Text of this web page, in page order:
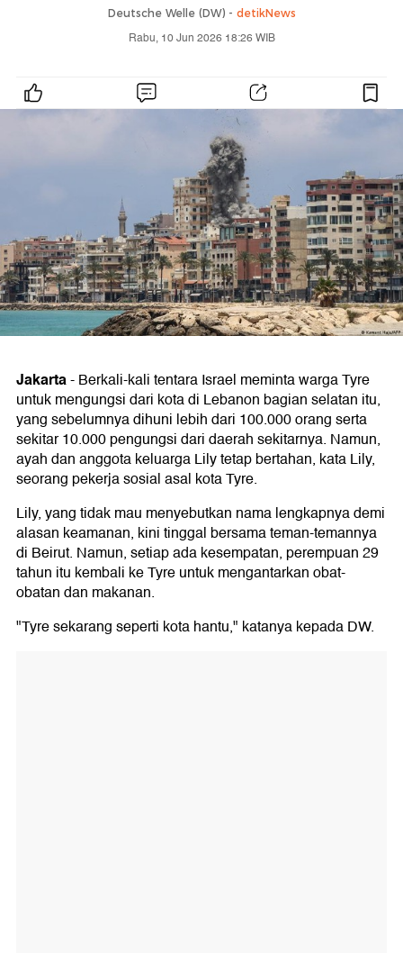
Deutsche Welle (DW) - detikNews
Rabu, 10 Jun 2026 18:26 WIB
Jakarta-Berkali-kali tentara Israel meminta warga Tyre
untuk mengungsi dari kota di Lebanon bagian selatan itu,
yang sebelumnya dihuni lebih dari 100.000 orang serta
sekitar 10.000 pengungsi dari daerah sekitarnya. Namun,
ayah dan anggota keluarga Lily tetap bertahan, kata Lily,
seorang pekerja sosial asal kota Tyre.
Lily, yang tidak mau menyebutkan nama lengkapnya demi
alasan keamanan, kini tinggal bersama teman-temannya
di Beirut. Namun, setiap ada kesempatan, perempuan 29
tahun itu kembali ke Tyre untuk mengantarkan obat-
obatan dan makanan.
"Tyre sekarang seperti kota hantu," katanya kepada DW.